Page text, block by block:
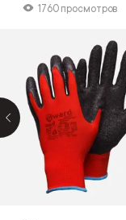
1760 просмотров